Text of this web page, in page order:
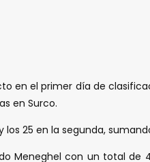
en el primer día de
en Surco.
25 en la segunda,
Meneghel con un total